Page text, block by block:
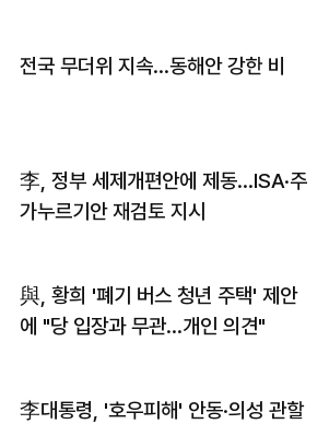
전국 무더위 지속…동해안 강한 비
李, 정부 세제개편안에 제동…ISA·주
가누르기안 재검토 지시
與, 황희 '폐기 버스 청년 주택' 제안
에 "당 입장과 무관…개인 의견"
李대통령, '호우피해' 안동·의성 관할